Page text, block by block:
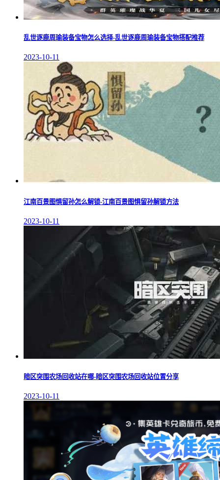
乱世逐鹿周瑜装备宝物怎么选择-乱世逐鹿周瑜装备宝物搭配推荐
2023-10-11
江南百景图惧留孙怎么解锁-江南百景图惧留孙解锁方法
2023-10-11
暗区突围农场回收站在哪-暗区突围农场回收站位置分享
2023-10-11